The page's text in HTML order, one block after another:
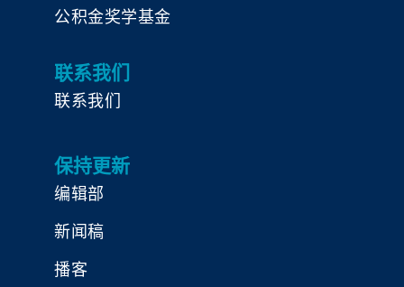
公积金奖学基金
联系我们
联系我们
保持更新
编辑部
新闻稿
播客